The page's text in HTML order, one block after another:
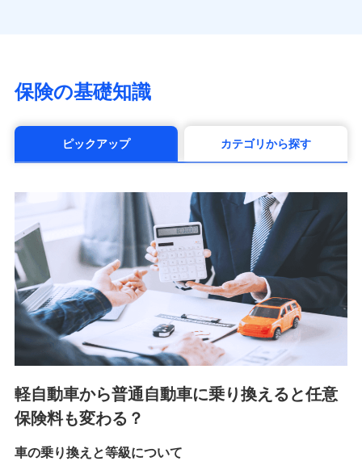
マニュライフ生命保険株式会社
（https://www.manulife.co.jp/）
（https://www.msa-life.co.jp/）
メットライフ生命株式会社(https://www.metlife.co.jp/)
■少額短期保険
株式会社アシロ少額短期保険 (https://kailash.co.jp/)
SBIいきいき少額短期保険会社 (https://www.i-
sedai.com/)
SBIペット少額短期保険株式会社 (https://www.sbipet-
ssi.co.jp/)
SBIリスタ少額短期保険会社
(https://www.jishin.co.jp/)
スマートプラス少額短期保険株式会社
チューリッヒ少額短期保険株式会社
(https://www.zurichssi.co.jp/)
(https://www.tokiomarine-x.co.jp/)
保険の基礎知識
ピックアップ カテゴリから探す
軽自動車から普通自動車に乗り換えると任意
保険料も変わる？
車の乗り換えと等級について